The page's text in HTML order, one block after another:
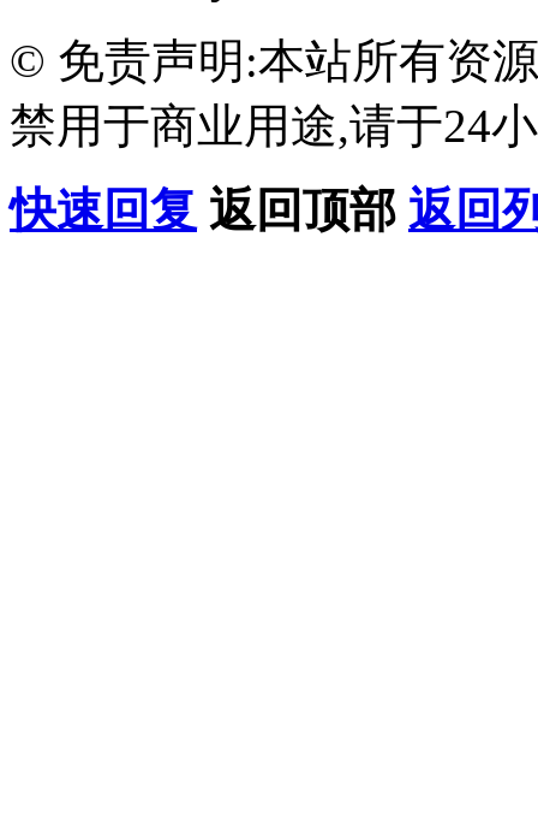
© 免责声明:本站所有资
禁用于商业用途,请于24
快速回复 返回顶部 返回